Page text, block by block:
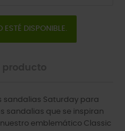
DISPONIBLE.
sandalias Saturday para
sandalias que se inspiran
emblemático Classic